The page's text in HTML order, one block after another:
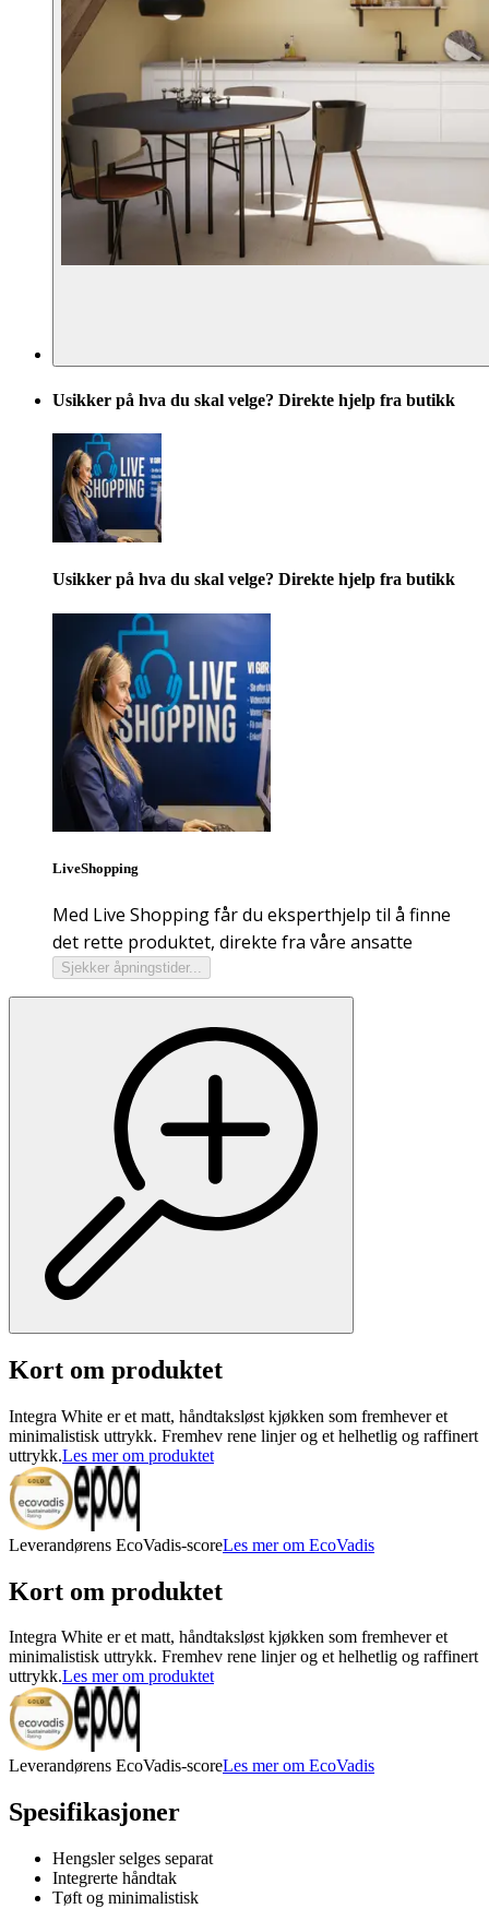
Usikker på hva du skal velge? Direkte hjelp fra butikk
Usikker på hva du skal velge? Direkte hjelp fra butikk
LiveShopping
Med Live Shopping får du eksperthjelp til å finne
det rette produktet, direkte fra våre ansatte
Sjekker åpningstider...
Kort om produktet
Integra White er et matt, håndtaksløst kjøkken som fremhever et
minimalistisk uttrykk. Fremhev rene linjer og et helhetlig og raffinert
uttrykk.Les mer om produktet
Leverandørens EcoVadis-scoreLes mer om EcoVadis
Kort om produktet
Integra White er et matt, håndtaksløst kjøkken som fremhever et
minimalistisk uttrykk. Fremhev rene linjer og et helhetlig og raffinert
uttrykk.Les mer om produktet
Leverandørens EcoVadis-scoreLes mer om EcoVadis
Spesifikasjoner
Hengsler selges separat
Integrerte håndtak
Tøft og minimalistisk